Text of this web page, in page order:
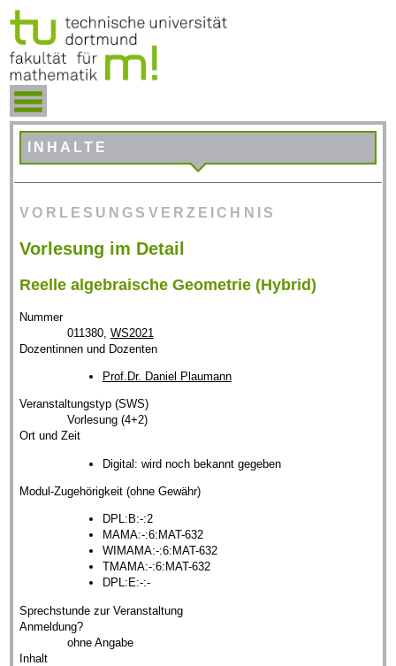
INHALTE
VORLESUNGSVERZEICHNIS
Vorlesung im Detail
Reelle algebraische Geometrie (Hybrid)
Nummer
011380, WS2021
Dozentinnen und Dozenten
Prof.Dr. Daniel Plaumann
Veranstaltungstyp (SWS)
Vorlesung (4+2)
Ort und Zeit
Digital: wird noch bekannt gegeben
Modul-Zugehörigkeit (ohne Gewähr)
DPL:B:-:2
MAMA:-:6:MAT-632
WIMAMA:-:6:MAT-632
TMAMA:-:6:MAT-632
DPL:E:-:-
Sprechstunde zur Veranstaltung
Anmeldung?
ohne Angabe
Inhalt